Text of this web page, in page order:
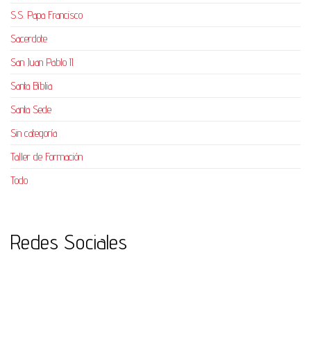
S.S. Papa Francisco
Sacerdote
San Juan Pablo II
Santa Biblia
Santa Sede
Sin categoría
Taller de Formación
Todo
Redes Sociales